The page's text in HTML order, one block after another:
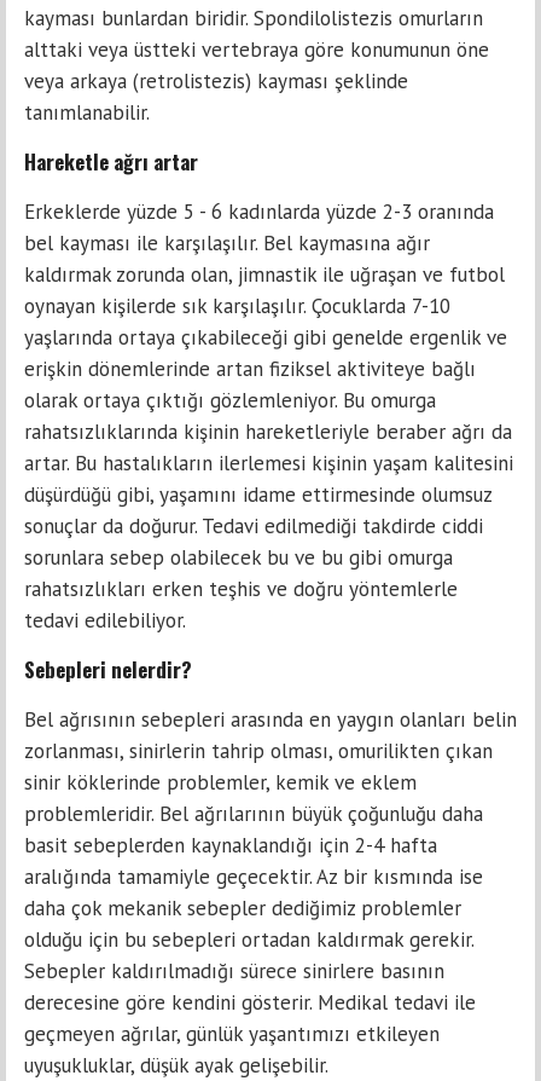
kayması bunlardan biridir. Spondilolistezis omurların
alttaki veya üstteki vertebraya göre konumunun öne
veya arkaya (retrolistezis) kayması şeklinde
tanımlanabilir.
Hareketle ağrı artar
Erkeklerde yüzde 5 - 6 kadınlarda yüzde 2-3 oranında
bel kayması ile karşılaşılır. Bel kaymasına ağır
kaldırmak zorunda olan, jimnastik ile uğraşan ve futbol
oynayan kişilerde sık karşılaşılır. Çocuklarda 7-10
yaşlarında ortaya çıkabileceği gibi genelde ergenlik ve
erişkin dönemlerinde artan fiziksel aktiviteye bağlı
olarak ortaya çıktığı gözlemleniyor. Bu omurga
rahatsızlıklarında kişinin hareketleriyle beraber ağrı da
artar. Bu hastalıkların ilerlemesi kişinin yaşam kalitesini
düşürdüğü gibi, yaşamını idame ettirmesinde olumsuz
sonuçlar da doğurur. Tedavi edilmediği takdirde ciddi
sorunlara sebep olabilecek bu ve bu gibi omurga
rahatsızlıkları erken teşhis ve doğru yöntemlerle
tedavi edilebiliyor.
Sebepleri nelerdir?
Bel ağrısının sebepleri arasında en yaygın olanları belin
zorlanması, sinirlerin tahrip olması, omurilikten çıkan
sinir köklerinde problemler, kemik ve eklem
problemleridir. Bel ağrılarının büyük çoğunluğu daha
basit sebeplerden kaynaklandığı için 2-4 hafta
aralığında tamamiyle geçecektir. Az bir kısmında ise
daha çok mekanik sebepler dediğimiz problemler
olduğu için bu sebepleri ortadan kaldırmak gerekir.
Sebepler kaldırılmadığı sürece sinirlere basının
derecesine göre kendini gösterir. Medikal tedavi ile
geçmeyen ağrılar, günlük yaşantımızı etkileyen
uyuşukluklar, düşük ayak gelişebilir.